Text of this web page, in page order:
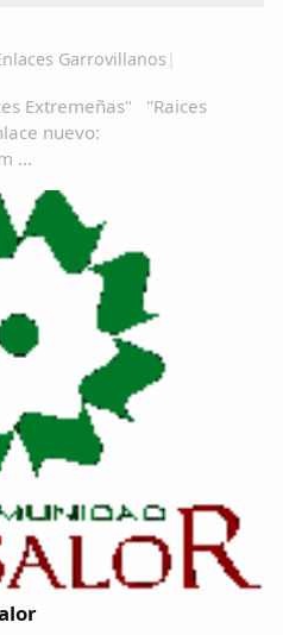
Garrovillanos |
Extremeñas" "Raices
nuevo:
...